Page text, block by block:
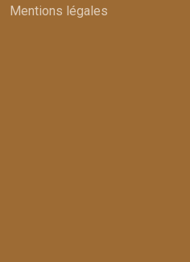
Mentions légales